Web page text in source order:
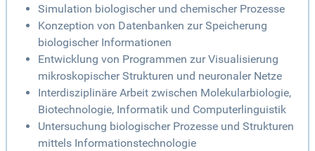
Simulation biologischer und chemischer Prozesse
Konzeption von Datenbanken zur Speicherung
biologischer Informationen
Entwicklung von Programmen zur Visualisierung
mikroskopischer Strukturen und neuronaler Netze
Interdisziplinäre Arbeit zwischen Molekularbiologie,
Biotechnologie, Informatik und Computerlinguistik
Untersuchung biologischer Prozesse und Strukturen
mittels Informationstechnologie